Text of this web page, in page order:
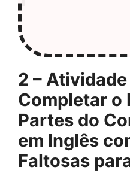
2 –
Completar o
Partes do
em Inglês
Faltosas